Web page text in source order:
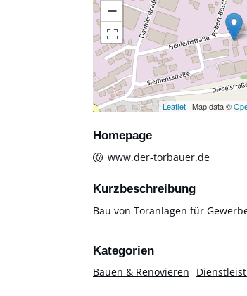
−
Leaflet | Map data ©
Homepage
www.der-torbauer.de
Kurzbeschreibung
Bau von Toranlagen für
Bauen & Renovieren